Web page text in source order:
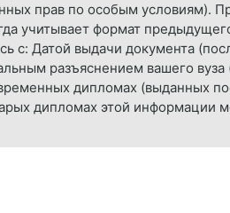
прав по особым условиям).
учитывает формат
с: Датой выдачи документа
разъяснением вашего вуза
дипломах (выданных
дипломах этой